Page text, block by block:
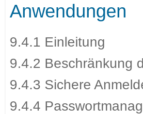
Anwendungen
9.4.1 Einleitung
9.4.2 Beschränkung
9.4.3 Sichere
9.4.4